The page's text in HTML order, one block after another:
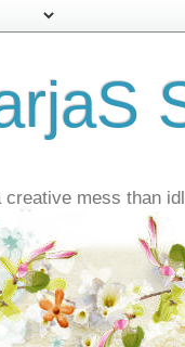
creative mess than